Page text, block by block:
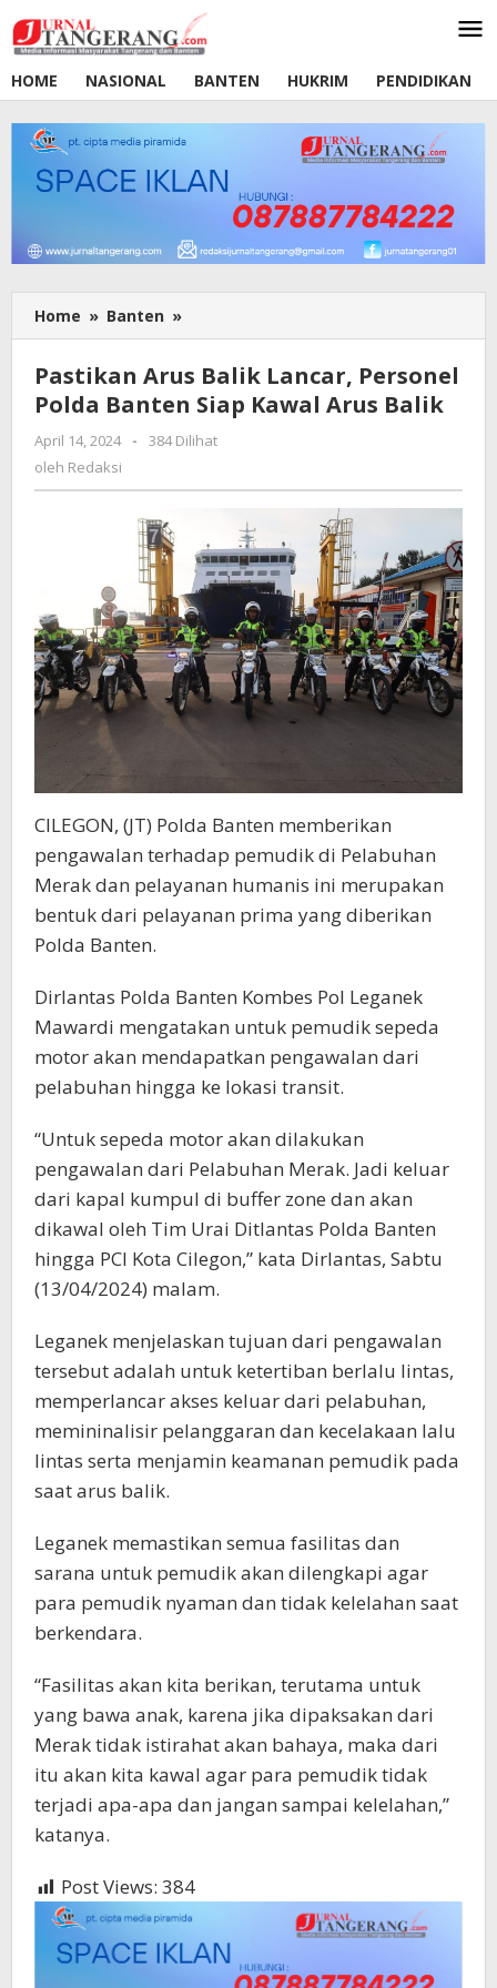
ke
konten
HOME
NASIONAL BANTEN HUKRIM PENDIDIKAN
Home » Banten »
Arus
Lancar,
Personel
Polda
Balik
Pastikan Arus Balik Lancar, Personel
Polda Banten Siap Kawal Arus Balik
April 14, 2024
oleh
-
384 Dilihat
oleh Redaksi
CILEGON, (JT) Polda Banten memberikan
pengawalan terhadap pemudik di Pelabuhan
Merak dan pelayanan humanis ini merupakan
bentuk dari pelayanan prima yang diberikan
Polda Banten.
Dirlantas Polda Banten Kombes Pol Leganek
Mawardi mengatakan untuk pemudik sepeda
motor akan mendapatkan pengawalan dari
pelabuhan hingga ke lokasi transit.
“Untuk sepeda motor akan dilakukan
pengawalan dari Pelabuhan Merak. Jadi keluar
dari kapal kumpul di buffer zone dan akan
dikawal oleh Tim Urai Ditlantas Polda Banten
hingga PCI Kota Cilegon,” kata Dirlantas, Sabtu
(13/04/2024) malam.
Leganek menjelaskan tujuan dari pengawalan
tersebut adalah untuk ketertiban berlalu lintas,
memperlancar akses keluar dari pelabuhan,
memininalisir pelanggaran dan kecelakaan lalu
lintas serta menjamin keamanan pemudik pada
saat arus balik.
Leganek memastikan semua fasilitas dan
sarana untuk pemudik akan dilengkapi agar
para pemudik nyaman dan tidak kelelahan saat
berkendara.
“Fasilitas akan kita berikan, terutama untuk
yang bawa anak, karena jika dipaksakan dari
Merak tidak istirahat akan bahaya, maka dari
itu akan kita kawal agar para pemudik tidak
terjadi apa-apa dan jangan sampai kelelahan,”
katanya.
Post Views: 384